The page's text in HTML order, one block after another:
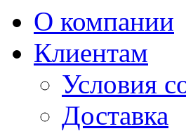
О компании
Клиентам
Условия
Доставка